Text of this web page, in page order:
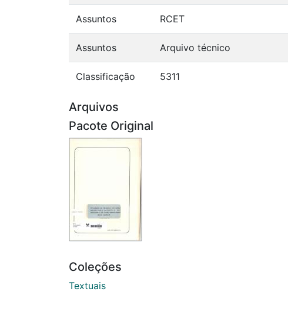
Assuntos RCET
Assuntos Arquivo técnico
Classificação 5311
Arquivos
Pacote Original
Coleções
Textuais